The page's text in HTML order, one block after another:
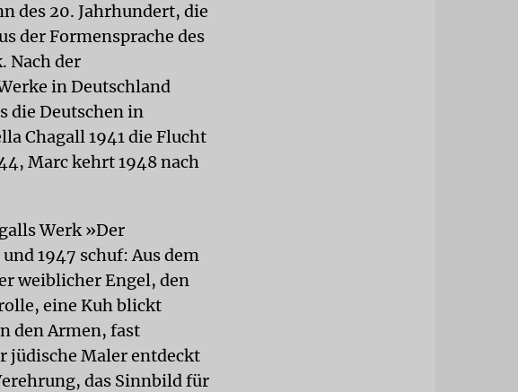
des 20. Jahrhundert, die
der Formensprache des
Nach der
in Deutschland
die Deutschen in
Chagall 1941 die Flucht
Marc kehrt 1948 nach
Werk »Der
1947 schuf: Aus dem
weiblicher Engel, den
eine Kuh blickt
den Armen, fast
jüdische Maler entdeckt
das Sinnbild für